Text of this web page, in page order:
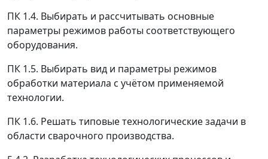
ПК 1.4. Выбирать и рассчитывать основные
параметры режимов работы соответствующего
оборудования.
ПК 1.5. Выбирать вид и параметры режимов
обработки материала с учётом применяемой
технологии.
ПК 1.6. Решать типовые технологические задачи в
области сварочного производства.